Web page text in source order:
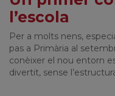
l’escola
Per a molts nens,
pas a Primària al
conèixer el nou entorn
divertit, sense